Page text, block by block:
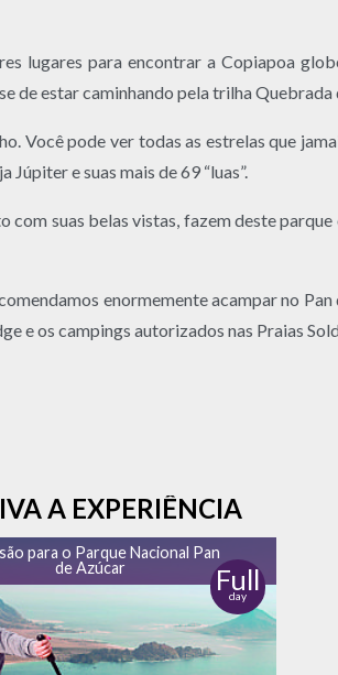
lugares para encontrar a Copiapoa
de estar caminhando pela trilha Quebrada
Você pode ver todas as estrelas que
e suas mais de 69 “luas”.
suas belas vistas, fazem deste
enormemente acampar no
e os campings autorizados nas Praias
A EXPERIÊNCIA
para o Parque Nacional Pan
de Azúcar
Full
day